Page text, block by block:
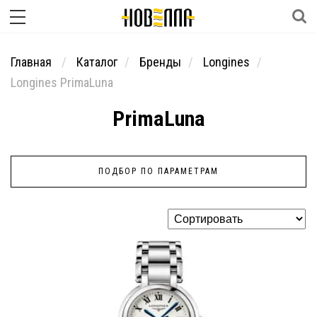
Главная Каталог Бренды
Longines
Longines PrimaLuna
PrimaLuna
ПОДБОР ПО ПАРАМЕТРАМ